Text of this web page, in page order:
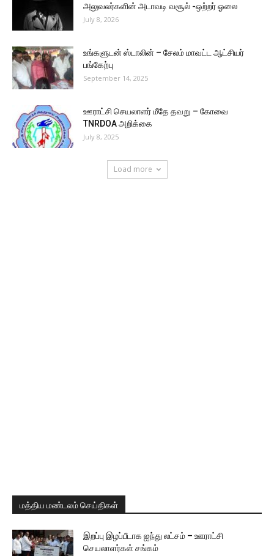
அலுவலர்களின் அடாவடி வசூல் -ஒற்றர் ஓலை
July 8, 2026
உங்களுடன் ஸ்டாலின் – சேலம் மாவட்ட ஆட்சியர்
பங்கேற்பு
September 14, 2025
ஊராட்சி செயலாளர் மீதே தவறு – கோவை
TNRDOA அறிக்கை
July 8, 2025
Load more
மத்திய மண்டலம் செய்திகள்
இறப்பு இழப்பீடாக ஐந்து லட்சம் – ஊராட்சி
செயலாளர்கள் சங்கம்